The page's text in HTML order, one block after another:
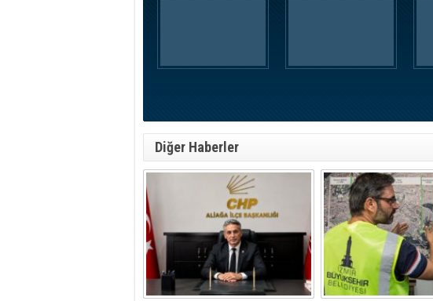
Diğer Haberler